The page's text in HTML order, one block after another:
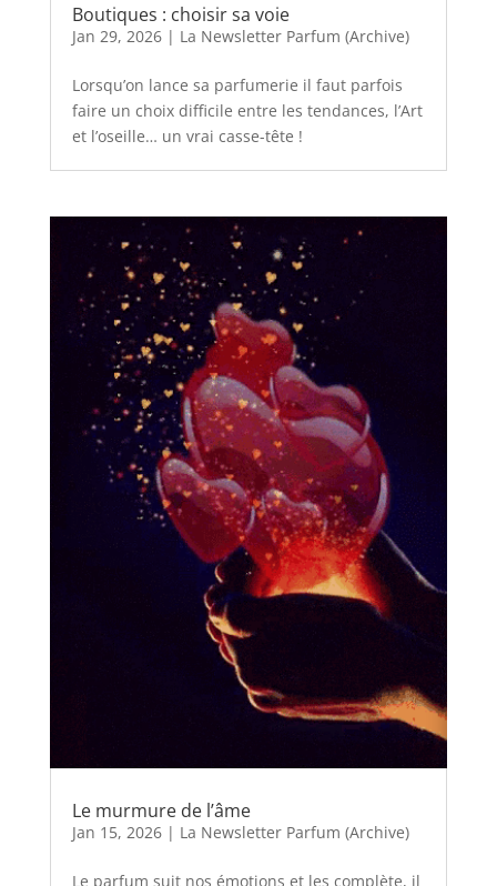
Boutiques : choisir sa voie
Jan 29, 2026| La Newsletter Parfum (Archive)
Lorsqu’on lance sa parfumerie il faut parfois
faire un choix difficile entre les tendances, l’Art
et l’oseille… un vrai casse-tête !
Le murmure de l’âme
Jan 15, 2026| La Newsletter Parfum (Archive)
Le parfum suit nos émotions et les complète, il